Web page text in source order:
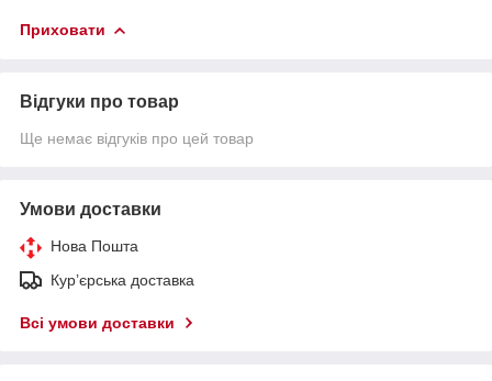
Приховати
Відгуки про товар
Ще немає відгуків про цей товар
Умови доставки
Нова Пошта
Кур’єрська доставка
Всі умови доставки